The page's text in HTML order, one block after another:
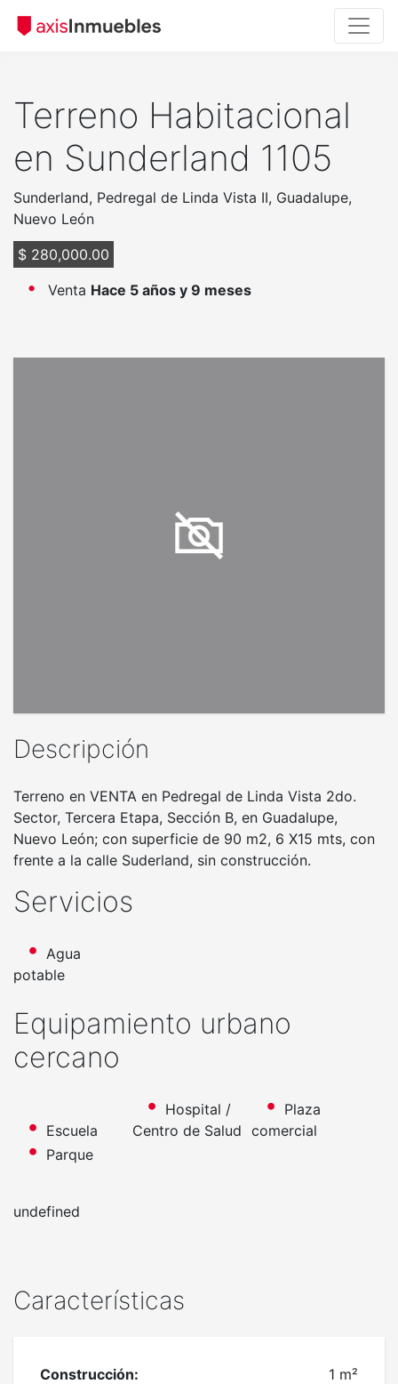
Terreno Habitacional
en Sunderland 1105
Sunderland, Pedregal de Linda Vista II, Guadalupe,
Nuevo León
$ 280,000.00
Venta Hace 5 años y 9 meses
Características
Construcción:
1 m²
Descripción
Terreno en VENTA en Pedregal de Linda Vista 2do.
Sector, Tercera Etapa, Sección B, en Guadalupe,
Nuevo León; con superficie de 90 m2, 6 X15 mts, con
frente a la calle Suderland, sin construcción.
Servicios
Agua
potable
Equipamiento urbano
cercano
Escuela
Hospital /
Centro de Salud
Plaza
comercial
Parque
undefined